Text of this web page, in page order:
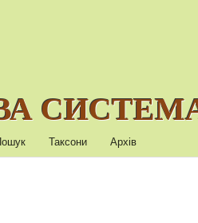
Таксони Архів